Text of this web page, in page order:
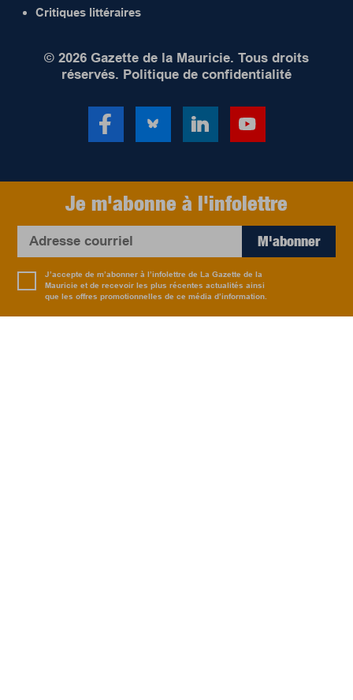
Critiques littéraires
© 2026 Gazette de la Mauricie. Tous droits
réservés. Politique de confidentialité
Je m'abonne à l'infolettre
M'abonner
J’accepte de m’abonner à l’infolettre de La Gazette de la
Mauricie et de recevoir les plus récentes actualités ainsi
que les offres promotionnelles de ce média d’information.